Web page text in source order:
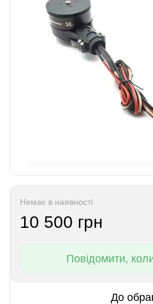
Немає в наявності
10 500 грн
Повідомити,
До